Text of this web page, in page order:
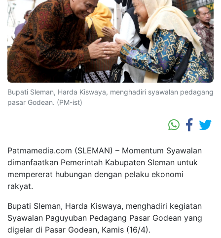
Bupati Sleman, Harda Kiswaya, menghadiri syawalan pedagang
pasar Godean. (PM-ist)
Patmamedia.com (SLEMAN) – Momentum Syawalan
dimanfaatkan Pemerintah Kabupaten Sleman untuk
mempererat hubungan dengan pelaku ekonomi
rakyat.
Bupati Sleman, Harda Kiswaya, menghadiri kegiatan
Syawalan Paguyuban Pedagang Pasar Godean yang
digelar di Pasar Godean, Kamis (16/4).